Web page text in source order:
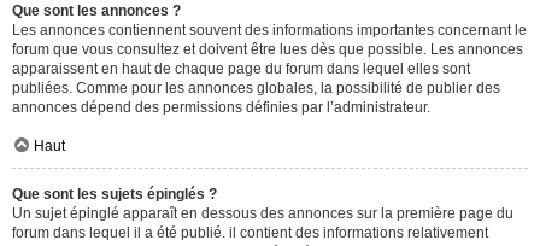
Que sont les annonces ?
Les annonces contiennent souvent des informations importantes concernant le
forum que vous consultez et doivent être lues dès que possible. Les annonces
apparaissent en haut de chaque page du forum dans lequel elles sont
publiées. Comme pour les annonces globales, la possibilité de publier des
annonces dépend des permissions définies par l’administrateur.
Haut
Que sont les sujets épinglés ?
Un sujet épinglé apparaît en dessous des annonces sur la première page du
forum dans lequel il a été publié. il contient des informations relativement